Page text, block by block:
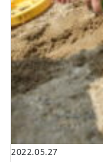
2022.05.27